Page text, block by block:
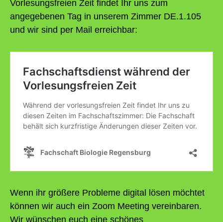
Vorlesungsfreien Zeit findet Ihr uns zum
angegebenen Tag in unserem Zimmer DE.1.105
und wir sind per Mail erreichbar:
Wenn ihr größere Probleme digital lösen möchtet
können wir auch ein Zoom Meeting vereinbaren.
Wir wünschen euch eine schönes